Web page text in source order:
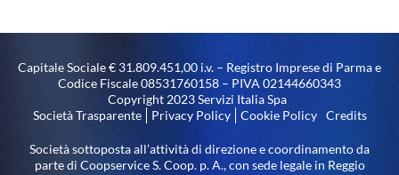
Capitale Sociale € 31.809.451,00 i.v. – Registro Imprese di Parma e
Codice Fiscale 08531760158 – PIVA 02144660343
Copyright 2023 Servizi Italia Spa
Società Trasparente
Privacy Policy Cookie Policy Credits
Società sottoposta all’attività di direzione e coordinamento da
parte di Coopservice S. Coop. p. A., con sede legale in Reggio